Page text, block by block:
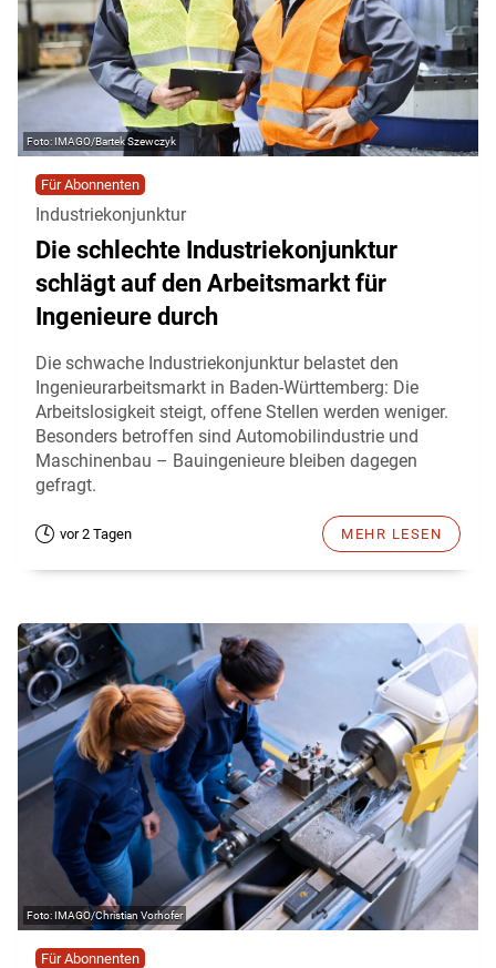
IMAGO/Bartek Szewczyk
Für Abonnenten
Industriekonjunktur
Die schlechte Industriekonjunktur
schlägt auf den Arbeitsmarkt für
Ingenieure durch
Die schwache Industriekonjunktur belastet den
Ingenieurarbeitsmarkt in Baden-Württemberg: Die
Arbeitslosigkeit steigt, offene Stellen werden weniger.
Besonders betroffen sind Automobilindustrie und
Maschinenbau – Bauingenieure bleiben dagegen
gefragt.
vor 2 Tagen MEHR LESEN
IMAGO/Christian Vorhofer
Für Abonnenten